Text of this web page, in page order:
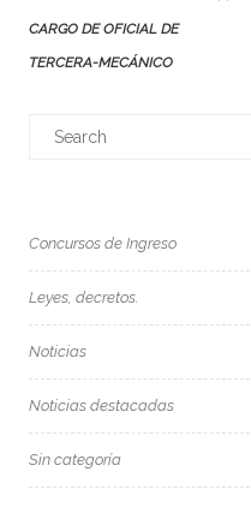
navigation
CARGO DE OFICIAL DE
TERCERA-MECÁNICO
Concursos de Ingreso
Leyes, decretos.
Noticias
Noticias destacadas
Sin categoría